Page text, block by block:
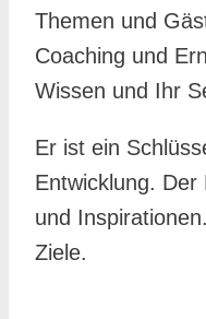
Themen und
Coaching und
Wissen und Ihr
Er ist ein
Entwicklung.
und
Ziele.